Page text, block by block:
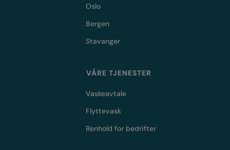
Oslo
Bergen
Stavanger
VÅRE TJENESTER
Vaskeavtale
Flyttevask
Renhold for bedrifter